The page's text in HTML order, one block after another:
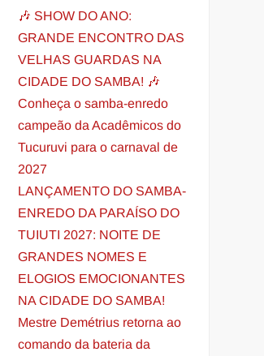
🎶 SHOW DO ANO:
GRANDE ENCONTRO DAS
VELHAS GUARDAS NA
CIDADE DO SAMBA! 🎶
Conheça o samba-enredo
campeão da Acadêmicos do
Tucuruvi para o carnaval de
2027
LANÇAMENTO DO SAMBA-
ENREDO DA PARAÍSO DO
TUIUTI 2027: NOITE DE
GRANDES NOMES E
ELOGIOS EMOCIONANTES
NA CIDADE DO SAMBA!
Mestre Demétrius retorna ao
comando da bateria da